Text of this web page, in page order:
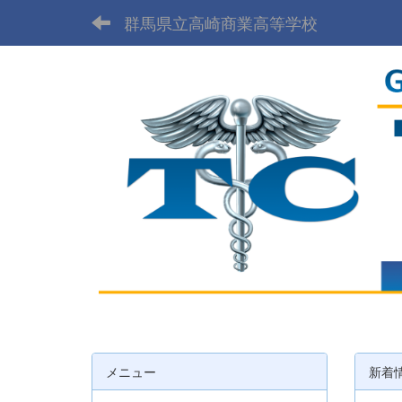
群馬県立高崎商業高等学校
新着
メニュー